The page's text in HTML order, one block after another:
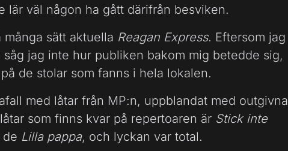
lär väl någon ha gått därifrån besviken.
sätt aktuella Reagan Express. Eftersom jag
jag inte hur publiken bakom mig betedde sig,
de stolar som fanns i hela lokalen.
med låtar från MP:n, uppblandat med outgivna
som finns kvar på repertoaren är Stick inte
de Lilla pappa, och lyckan var total.